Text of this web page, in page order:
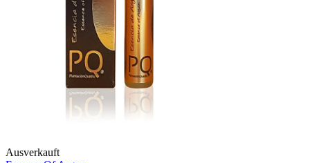
Ausverkauft